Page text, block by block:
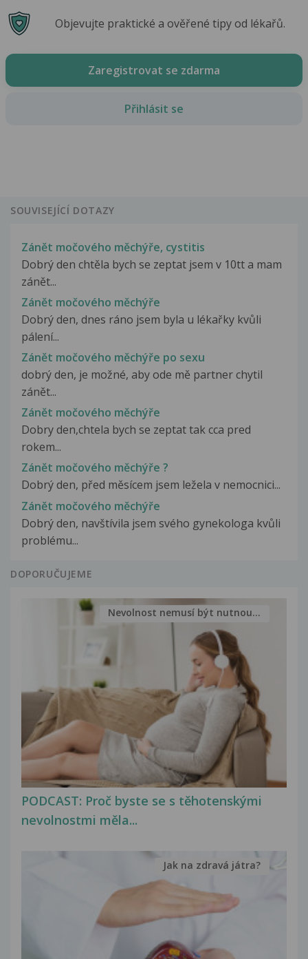
Objevujte praktické a ověřené tipy od lékařů.
Zaregistrovat se zdarma
Přihlásit se
SOUVISEJÍCÍ DOTAZY
Zánět močového měchýře, cystitis
Dobrý den chtěla bych se zeptat jsem v 10tt a mam
zánět...
Zánět močového měchýře
Dobrý den, dnes ráno jsem byla u lékařky kvůli
pálení...
Zánět močového měchýře po sexu
dobrý den, je možné, aby ode mě partner chytil
zánět...
Zánět močového měchýře
Dobry den,chtela bych se zeptat tak cca pred
rokem...
Zánět močového měchýře ?
Dobrý den, před měsícem jsem ležela v nemocnici...
Zánět močového měchýře
Dobrý den, navštívila jsem svého gynekologa kvůli
problému...
DOPORUČUJEME
PODCAST: Proč byste se s těhotenskými
nevolnostmi měla...
Nevolnost nemusí být nutnou...
Jak na zdravá játra?